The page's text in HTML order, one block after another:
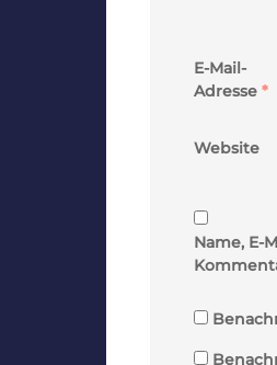
E-Mail-
Adresse *
Website
Name, E-